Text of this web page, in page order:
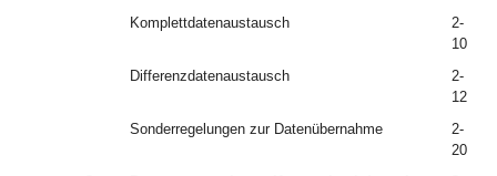
Komplettdatenaustausch
2-
10
Differenzdatenaustausch
2-
12
Sonderregelungen zur Datenübernahme
2-
20